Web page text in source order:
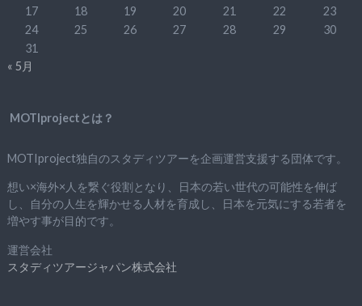
17
18 19 20 21 22
23
24
25 26 27 28 29
30
31
« 5月
MOTIprojectとは？
MOTIproject独自のスタディツアーを企画運営支援する団体です。
想い×海外×人を繋ぐ役割となり、日本の若い世代の可能性を伸ば
し、自分の人生を輝かせる人材を育成し、日本を元気にする若者を
増やす事が目的です。
運営会社
スタディツアージャパン株式会社